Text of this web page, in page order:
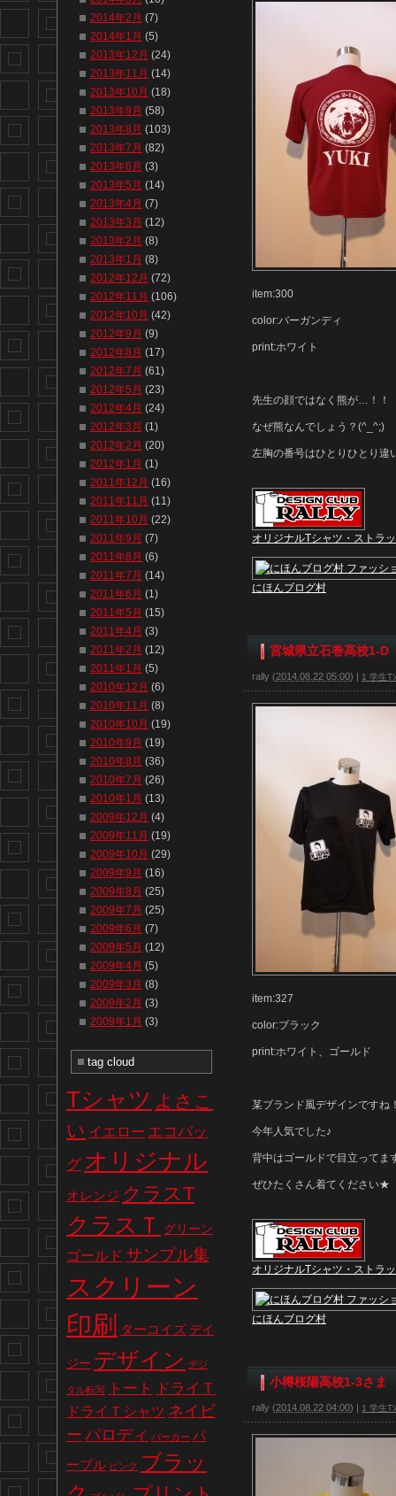
item:300
color:バーガンディ
print:ホワイト
先生の顔ではなく熊が…！！
なぜ熊なんでしょう？(^_^;)
左胸の番号はひとりひとり
オリジナルTシャツ・ストラ
にほんブログ村
宮城県立石巻高校1-D
rally (2014.08.22 05:00) | 1 学生T
item:327
color:ブラック
print:ホワイト、ゴールド
某ブランド風デザインですね
今年人気でした♪
背中はゴールドで目立ってま
ぜひたくさん着てください★
オリジナルTシャツ・ストラ
にほんブログ村
小樽桜陽高校1-3さま
rally (2014.08.22 04:00) | 1 学生T
2014年2月 (7)
2014年1月 (5)
2013年12月 (24)
2013年11月 (14)
2013年10月 (18)
2013年9月 (58)
2013年8月 (103)
2013年7月 (82)
2013年6月 (3)
2013年5月 (14)
2013年4月 (7)
2013年3月 (12)
2013年2月 (8)
2013年1月 (8)
2012年12月 (72)
2012年11月 (106)
2012年10月 (42)
2012年9月 (9)
2012年8月 (17)
2012年7月 (61)
2012年5月 (23)
2012年4月 (24)
2012年3月 (1)
2012年2月 (20)
2012年1月 (1)
2011年12月 (16)
2011年11月 (11)
2011年10月 (22)
2011年9月 (7)
2011年8月 (6)
2011年7月 (14)
2011年6月 (1)
2011年5月 (15)
2011年4月 (3)
2011年2月 (12)
2011年1月 (5)
2010年12月 (6)
2010年11月 (8)
2010年10月 (19)
2010年9月 (19)
2010年8月 (36)
2010年7月 (26)
2010年1月 (13)
2009年12月 (4)
2009年11月 (19)
2009年10月 (29)
2009年9月 (16)
2009年8月 (25)
2009年7月 (25)
2009年6月 (7)
2009年5月 (12)
2009年4月 (5)
2009年3月 (8)
2009年2月 (3)
2009年1月 (3)
tag cloud
Tシャツ よさこ
い イエロー エコバッ
グ オリジナル
オレンジ クラスT
クラスＴ グリーン
ゴールド サンプル集
スクリーン
印刷
ターコイズ デイ
ジー デザイン デジ
タル転写 トート ドライＴ
ドライＴシャツ ネイビ
ー パロディ パーカー パ
ープル ピンク ブラッ